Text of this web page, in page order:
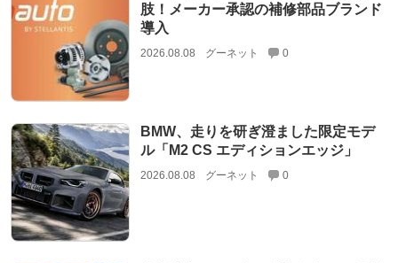
肢！メーカー承認の補修部品ブランド
導入
2026.08.08 グーネット 0
BMW、走りを研ぎ澄ました限定モデ
ル「M2 CS エディションエッジ」
2026.08.08 グーネット 0